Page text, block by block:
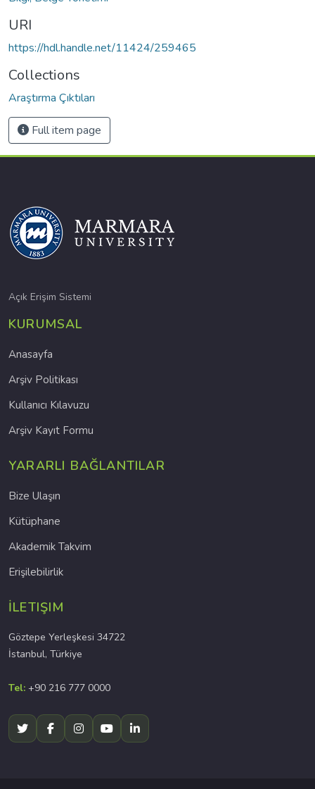
URI
https://hdl.handle.net/11424/259465
Collections
Araştırma Çıktıları
Full item page
Açık Erişim Sistemi
KURUMSAL
Anasayfa
Arşiv Politikası
Kullanıcı Kılavuzu
Arşiv Kayıt Formu
YARARLI BAĞLANTILAR
Bize Ulaşın
Kütüphane
Akademik Takvim
Erişilebilirlik
İLETIŞIM
Göztepe Yerleşkesi 34722
İstanbul, Türkiye
Tel: +90 216 777 0000